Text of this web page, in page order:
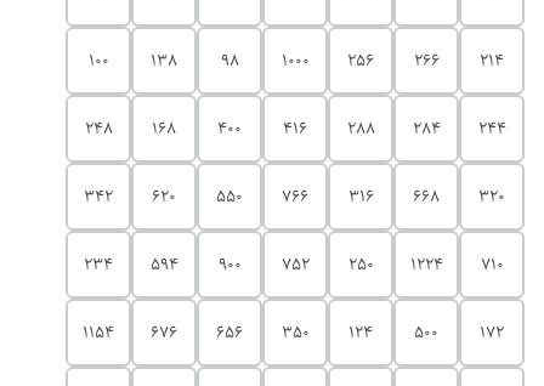
214
266
256
1000
98
138
100
244
284
288
416
400
168
248
320
668
316
766
550
620
342
710
1224
250
752
900
594
234
172
500
124
350
656
676
1154